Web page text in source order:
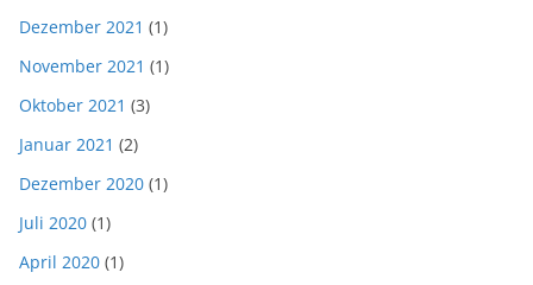
Dezember 2021 (1)
November 2021 (1)
Oktober 2021 (3)
Januar 2021 (2)
Dezember 2020 (1)
Juli 2020 (1)
April 2020 (1)